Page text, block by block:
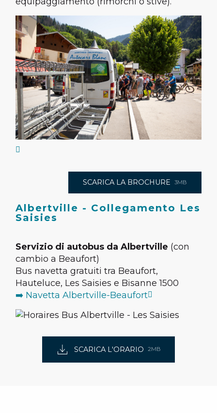
SCARICA LA BROCHURE 3MB
Albertville - Collegamento Les
Saisies
Servizio di autobus da Albertville (con
cambio a Beaufort)
Bus navetta gratuiti tra Beaufort,
Hauteluce, Les Saisies e Bisanne 1500
➡️ Navetta Albertville-Beaufort
SCARICA L'ORARIO 2MB